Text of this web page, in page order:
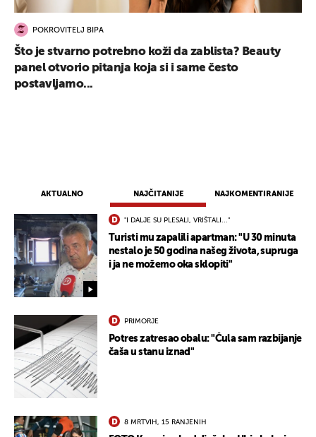
AKTUALNO NAJČITANIJE NAJKOMENTIRANIJE
"I DALJE SU PLESALI, VRIŠTALI..."
Turisti mu zapalili apartman: "U 30 minuta
nestalo je 50 godina našeg života, supruga
i ja ne možemo oka sklopiti"
PRIMORJE
Potres zatresao obalu: "Čula sam razbijanje
čaša u stanu iznad"
8 MRTVIH, 15 RANJENIH
POKROVITELJ BIPA
Što je stvarno potrebno koži da zablista? Beauty
panel otvorio pitanja koja si i same često
postavljamo...